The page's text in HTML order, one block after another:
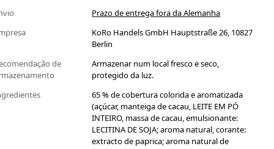
Prazo de entrega fora da Alemanha
KoRo Handels GmbH Hauptstraße 26, 10827
Berlin
de
Armazenar num local fresco e seco,
protegido da luz.
65 % de cobertura colorida e aromatizada
(açúcar, manteiga de cacau, LEITE EM PÓ
INTEIRO, massa de cacau, emulsionante:
LECITINA DE SOJA; aroma natural, corante:
extracto de paprica; aroma natural de